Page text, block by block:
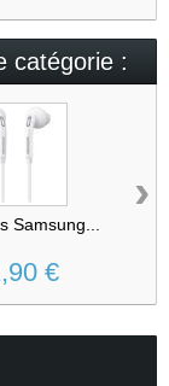
catégorie :
Samsung...
€
›